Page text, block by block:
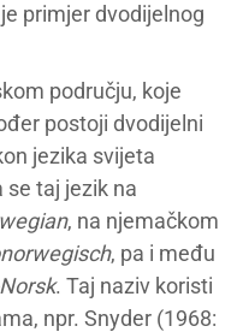
primjer dvodijelnog
području, koje
postoji dvodijelni
jezika svijeta
se taj jezik na
, na njemačkom
, pa i među
. Taj naziv koristi
npr. Snyder (1968: